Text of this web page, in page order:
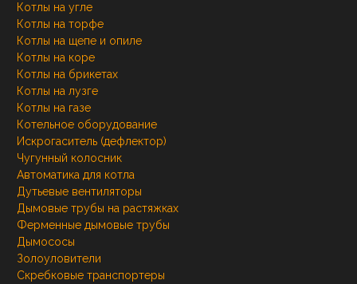
Котлы на угле
Котлы на торфе
Котлы на щепе и опиле
Котлы на коре
Котлы на брикетах
Котлы на лузге
Котлы на газе
Котельное оборудование
Искрогаситель (дефлектор)
Чугунный колосник
Автоматика для котла
Дутьевые вентиляторы
Дымовые трубы на растяжках
Ферменные дымовые трубы
Дымососы
Золоуловители
Скребковые транспортеры